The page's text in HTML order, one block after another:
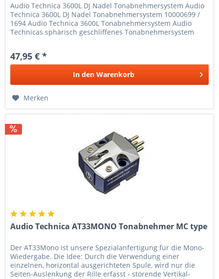
Audio Technica 3600L DJ Nadel Tonabnehmersystem Audio
Technica 3600L DJ Nadel Tonabnehmersystem 10000699 /
1694 Audio Technica 3600L Tonabnehmersystem Audio
Technicas sphärisch geschliffenes Tonabnehmersystem
47,95 € *
In den Warenkorb
Merken
Audio Technica AT33MONO Tonabnehmer MC type
Der AT33Mono ist unsere Spezialanfertigung für die Mono-
Wiedergabe. Die Idee: Durch die Verwendung einer
einzelnen, horizontal ausgerichteten Spule, wird nur die
Seiten-Auslenkung der Rille erfasst - störende Vertikal-